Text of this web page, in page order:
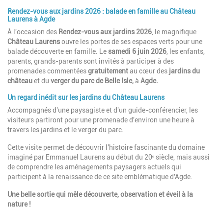
Rendez-vous aux jardins 2026 : balade en famille au Château
Laurens à Agde
À l'occasion des Rendez-vous aux jardins 2026 , le magnifique
Château Laurensouvre les portes de ses espaces verts pour une
balade découverte en famille. Lesamedi 6 juin 2026 , les enfants,
parents, grands-parents sont invités à participer à des
promenades commentéesgratuitementau cœur des jardins du
châteauet du verger du parc de Belle Isle,à Agde.
Un regard inédit sur les jardins du Château Laurens
Accompagnés d'une paysagiste et d'un guide-conférencier, les
visiteurs partiront pour une promenade d'environ une heure à
travers les jardins et le verger du parc.
Cette visite permet de découvrir l'histoire fascinante du domaine
imaginé par Emmanuel Laurens au début du 20ᵉ siècle, mais aussi
de comprendre les aménagements paysagers actuels qui
participent à la renaissance de ce site emblématique d'Agde.
Une belle sortie qui mêle découverte, observation et éveil à la
nature !